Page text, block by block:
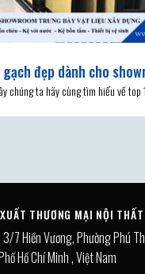
gạch đẹp dành cho
chúng ta hãy cùng tìm hiểu về top
THƯƠNG MẠI NỘI
7 Hiền Vương, Phường Phú
Hồ Chí Minh , Việt Nam